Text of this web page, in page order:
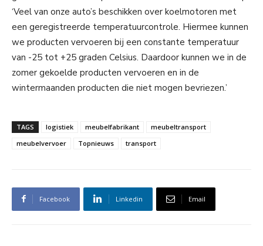
‘Veel van onze auto’s beschikken over koelmotoren met
een geregistreerde temperatuurcontrole. Hiermee kunnen
we producten vervoeren bij een constante temperatuur
van -25 tot +25 graden Celsius. Daardoor kunnen we in de
zomer gekoelde producten vervoeren en in de
wintermaanden producten die niet mogen bevriezen.’
TAGS logistiek meubelfabrikant
meubeltransport
meubelvervoer
Topnieuws transport
Facebook Linkedin Email